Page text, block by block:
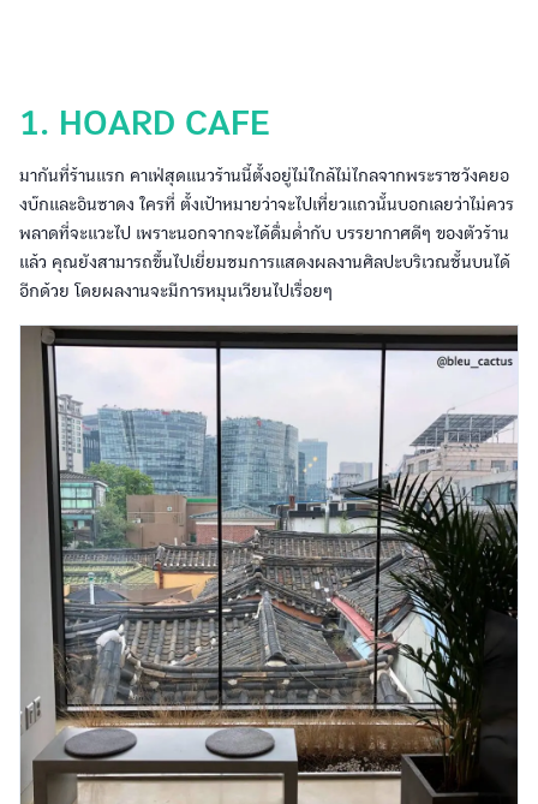
1. HOARD CAFE
มากันที่ร้านแรก คาเฟ่สุดแนวร้านนี้ตั้งอยู่ไม่ใกล้ไม่ไกลจากพระราชวังคยอ
งบ๊กและอินซาดง ใครที่ ตั้งเป้าหมายว่าจะไปเที่ยวแถวนั้นบอกเลยว่าไม่ควร
พลาดที่จะแวะไป เพราะนอกจากจะได้ดื่มด่ำกับ บรรยากาศดีๆ ของตัวร้าน
แล้ว คุณยังสามารถขึ้นไปเยี่ยมชมการแสดงผลงานศิลปะบริเวณชั้นบนได้
อีกด้วย โดยผลงานจะมีการหมุนเวียนไปเรื่อยๆ